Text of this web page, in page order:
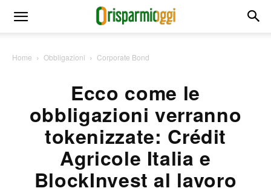
Home Obbligazioni Corporate Bond
Ecco come le
obbligazioni verranno
tokenizzate: Crédit
Agricole Italia e
BlockInvest al lavoro